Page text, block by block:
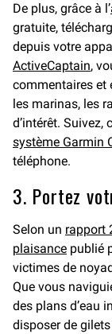
De plus, grâce à l’
gratuite,
depuis votre
ActiveCaptain,
commentaires et
les marinas, les
d’intérêt. Suivez,
système Garmin
téléphone.
3. Portez
Selon un rapport
plaisance publié
victimes de
Que vous
des plans d’eau
disposer de